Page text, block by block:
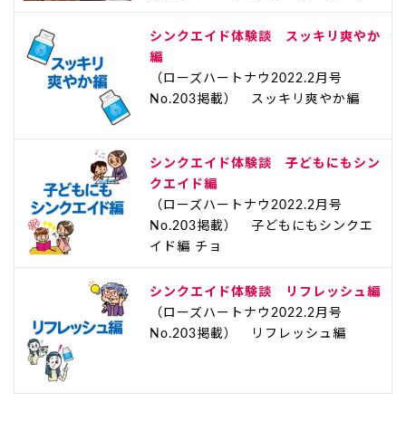
シンクエイド体験談 スッキリ爽やか
編
（ローズハートナウ2022.2月号
No.203掲載） スッキリ爽やか編
シンクエイド体験談 子どもにもシン
クエイド編
（ローズハートナウ2022.2月号
No.203掲載） 子どもにもシンクエ
イド編 チョ
シンクエイド体験談 リフレッシュ編
（ローズハートナウ2022.2月号
No.203掲載） リフレッシュ編